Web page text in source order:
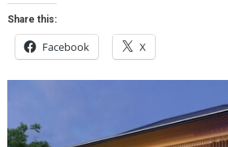
Share this:
Facebook X